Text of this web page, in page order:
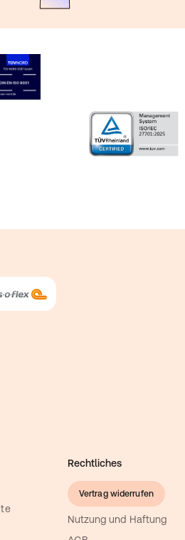
Rechtliches
Vertrag widerrufen
Nutzung und Haftung